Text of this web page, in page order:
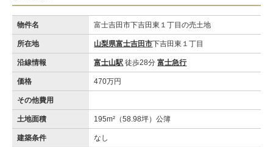
物件名 富士吉田市下吉田東１丁目の売土地
所在地 山梨県富士吉田市下吉田東１丁目
沿線情報 富士山駅 徒歩28分富士急行
価格 470万円
その他費用
土地面積 195m²（58.98坪）公簿
建築条件 なし